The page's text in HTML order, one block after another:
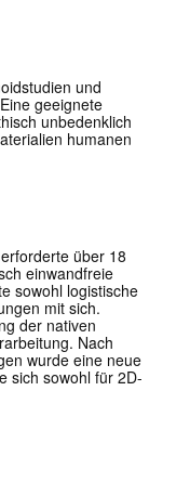
und
geeignete
unbedenklich
humanen
über 18
einwandfreie
sowohl logistische
mit sich.
der nativen
Nach
wurde eine neue
sich sowohl für 2D-